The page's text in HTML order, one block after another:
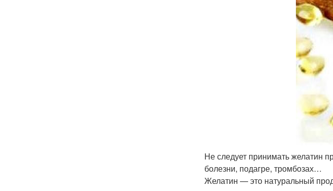
Не следует принимать желатин
болезни, подагре, тромбозах…
Желатин — это натуральный